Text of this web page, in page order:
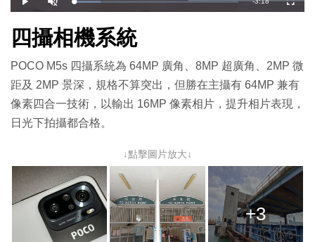
播
放
開
啟
效
載
入
:
1
6
3
6
間
全
螢
四攝相機系統
POCO M5s 四攝系統為 64MP 廣角、8MP 超廣角、2MP 微
距及 2MP 景深，規格不算突出，但勝在主攝有 64MP 兼有
像素四合一技術，以輸出 16MP 像素相片，提升相片表現，
日光下拍攝都合格。
↓點擊圖片放大↓
+3